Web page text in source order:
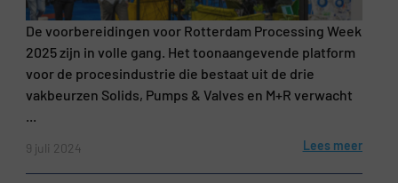
De voorbereidingen voor Rotterdam Processing Week
2025 zijn in volle gang. Het toonaangevende platform
voor de procesindustrie die bestaat uit de drie
vakbeurzen Solids, Pumps & Valves en M+R verwacht
...
9 juli 2024 Lees meer